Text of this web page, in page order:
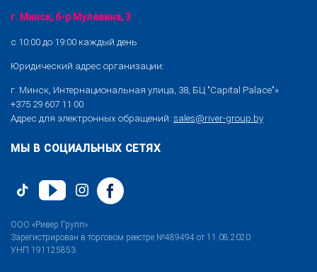
г. Минск, б-р Мулявина, 3
с 10:00 до 19:00 каждый день
Юридический адрес организации:
г. Минск, Интернациональная улица, 38, БЦ "Capital Palace"»
+375 29 607 11 00
Адрес для электронных обращений: sales@river-group.by
МЫ В СОЦИАЛЬНЫХ СЕТЯХ
ООО «Ривер Групп»
Зарегистрирован в торговом реестре №489494 от 11.08.2020
УНП 191125853